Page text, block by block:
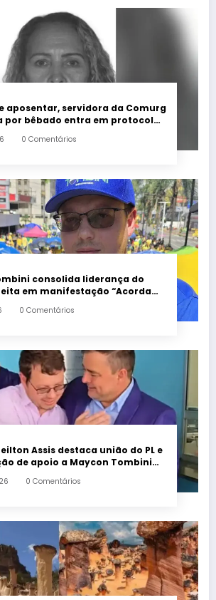
aposentar, servidora da Comurg
por bêbado entra em protocolo
0 Comentários
consolida liderança do
em manifestação “Acorda
0 Comentários
Assis destaca união do PL e
de apoio a Maycon Tombini
0 Comentários